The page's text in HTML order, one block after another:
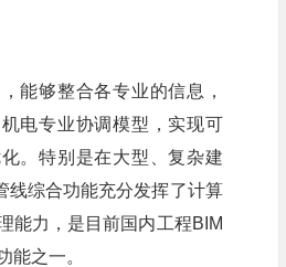
能够整合各专业的信息，
电专业协调模型，实现可
。特别是在大型、复杂建
线综合功能充分发挥了计算
能力，是目前国内工程BIM
能之一。